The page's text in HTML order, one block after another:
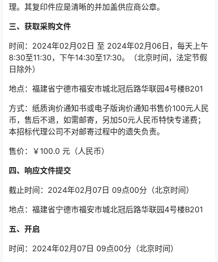
理。其复印件应是清晰的并加盖供应商公章。
三、获取采购文件
时间：2024年02月02日 至 2024年02月06日，每天上午
8:30至11:30，下午14:30至17:30。（北京时间，法定节假
日除外）
地点：福建省宁德市福安市城北冠后路华联园4号楼B201
方式：纸质询价通知书或电子版询价通知书售价100元人民
币，售后不退，如需邮寄，另加50元人民币特快专递费；
本招标代理公司不对邮寄过程中的遗失负责。
售价：￥100.0 元（人民币）
四、响应文件提交
截止时间：2024年02月07日 09点00分（北京时间）
地点：福建省宁德市福安市城北冠后路华联园4号楼B201
五、开启
时间：2024年02月07日 09点00分（北京时间）